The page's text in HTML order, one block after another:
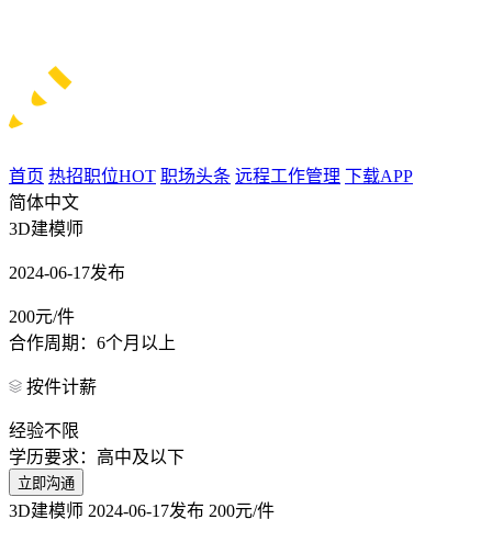
首页 热招职位HOT 职场头条 远程工作管理 下载APP
简体中文
3D建模师
2024-06-17发布
200元/件
合作周期：6个月以上
按件计薪
经验不限
学历要求：高中及以下
立即沟通
3D建模师 2024-06-17发布 200元/件